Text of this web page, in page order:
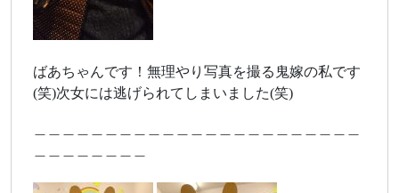
ばあちゃんです！無理やり写真を撮る鬼嫁の私です
(笑)次女には逃げられてしまいました(笑)